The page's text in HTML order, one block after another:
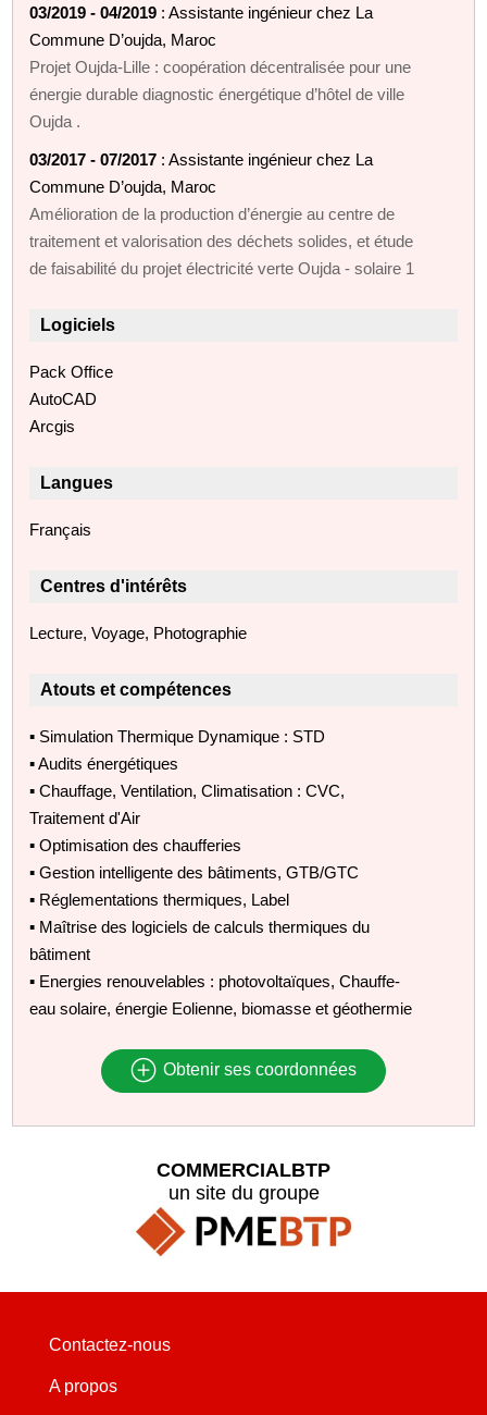
03/2019 - 04/2019 : Assistante ingénieur chez La
Commune D’oujda, Maroc
Projet Oujda-Lille : coopération décentralisée pour une
énergie durable diagnostic énergétique d’hôtel de ville
Oujda .
03/2017 - 07/2017 : Assistante ingénieur chez La
Commune D’oujda, Maroc
Amélioration de la production d’énergie au centre de
traitement et valorisation des déchets solides, et étude
de faisabilité du projet électricité verte Oujda - solaire 1
Logiciels
Pack Office
AutoCAD
Arcgis
Langues
Français
Centres d'intérêts
Lecture, Voyage, Photographie
Atouts et compétences
▪ Simulation Thermique Dynamique : STD
▪ Audits énergétiques
▪ Chauffage, Ventilation, Climatisation : CVC,
Traitement d'Air
▪ Optimisation des chaufferies
▪ Gestion intelligente des bâtiments, GTB/GTC
▪ Réglementations thermiques, Label
▪ Maîtrise des logiciels de calculs thermiques du
bâtiment
▪ Energies renouvelables : photovoltaïques, Chauffe-
eau solaire, énergie Eolienne, biomasse et géothermie
Obtenir ses coordonnées
COMMERCIALBTP
un site du groupe
Contactez-nous
A propos